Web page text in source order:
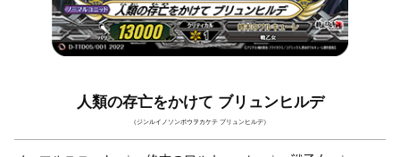
人類の存亡をかけて ブリュンヒルデ
（ジンルイノソンボウヲカケテ ブリュンヒルデ）